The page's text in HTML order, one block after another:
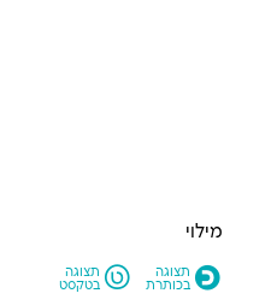
מילוי
O תצוגה
בכותרת
L תצוגה
בטקסט